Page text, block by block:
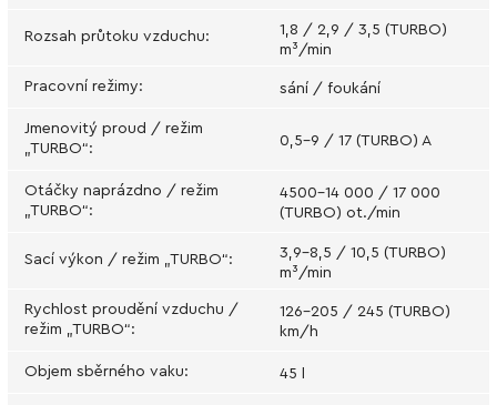
Rozsah průtoku vzduchu:
1,8 / 2,9 / 3,5 (TURBO)
m³/min
Pracovní režimy: sání / foukání
Jmenovitý proud / režim
„TURBO“: 0,5–9 / 17 (TURBO) A
Otáčky naprázdno / režim
„TURBO“:
4500–14 000 / 17 000
(TURBO) ot./min
Sací výkon / režim „TURBO“:
3,9–8,5 / 10,5 (TURBO)
m³/min
Rychlost proudění vzduchu /
režim „TURBO“:
126–205 / 245 (TURBO)
km/h
Objem sběrného vaku: 45 l